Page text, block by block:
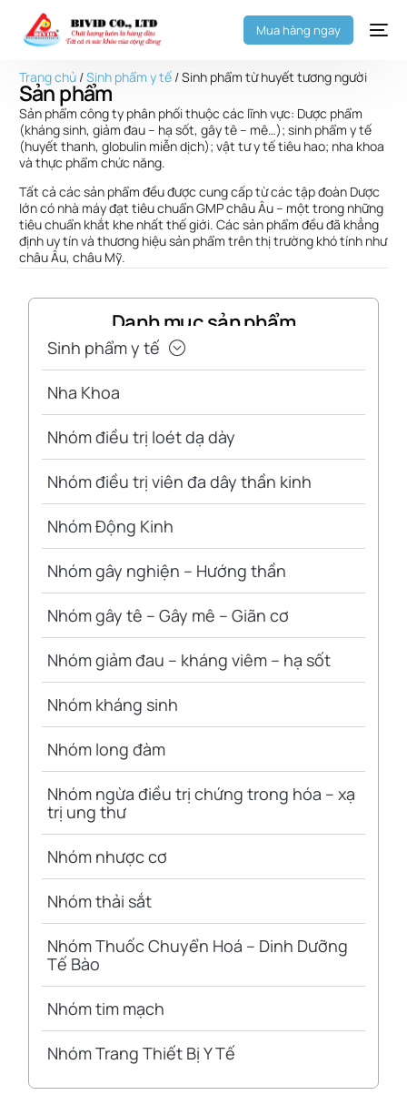
Mua hàng ngay
Trang chủ/Sinh phẩm y tế/ Sinh phẩm từ huyết tương người
Sản phẩm
Sản phẩm công ty phân phối thuộc các lĩnh vực: Dược phẩm
(kháng sinh, giảm đau – hạ sốt, gây tê – mê…); sinh phẩm y tế
(huyết thanh, globulin miễn dịch); vật tư y tế tiêu hao; nha khoa
và thực phẩm chức năng.
Tất cả các sản phẩm đều được cung cấp từ các tập đoàn Dược
lớn có nhà máy đạt tiêu chuẩn GMP châu Âu – một trong những
tiêu chuẩn khắt khe nhất thế giới. Các sản phẩm đều đã khẳng
định uy tín và thương hiệu sản phẩm trên thị trường khó tính như
châu Âu, châu Mỹ.
Danh mục sản phẩm
Sinh phẩm y tế
Nha Khoa
Nhóm điều trị loét dạ dày
Nhóm điều trị viên đa dây thần kinh
Nhóm Động Kinh
Nhóm gây nghiện – Hướng thần
Nhóm gây tê – Gây mê – Giãn cơ
Nhóm giảm đau – kháng viêm – hạ sốt
Nhóm kháng sinh
Nhóm long đàm
Nhóm ngừa điều trị chứng trong hóa – xạ
trị ung thư
Nhóm nhược cơ
Nhóm thải sắt
Nhóm Thuốc Chuyển Hoá – Dinh Dưỡng
Tế Bào
Nhóm tim mạch
Nhóm Trang Thiết Bị Y Tế